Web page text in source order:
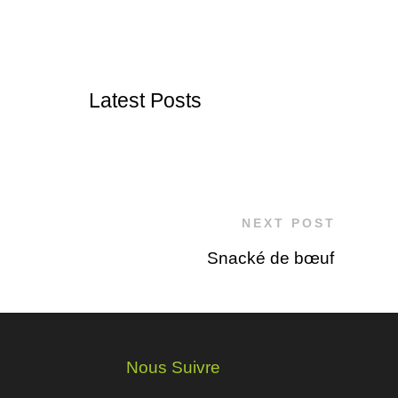
Latest Posts
NEXT POST
Snacké de bœuf
Nous Suivre